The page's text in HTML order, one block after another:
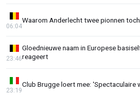
Waarom Anderlecht twee pionnen
06:04
Gloednieuwe naam in Europese
reageert
23:46
Club Brugge loert mee: 'Spectaculaire
23:19